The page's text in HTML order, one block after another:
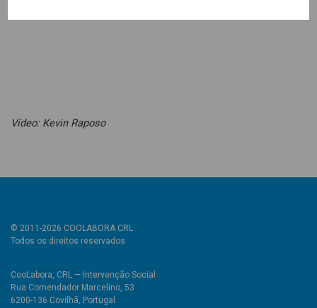
Vídeo: Kevin Raposo
© 2011-2026 COOLABORA CRL
Todos os direitos reservados
CooLabora, CRL — Intervenção Social
Rua Comendador Marcelino, 53
6200-136 Covilhã, Portugal